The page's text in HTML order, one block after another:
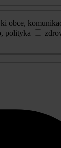
obce,
polityka